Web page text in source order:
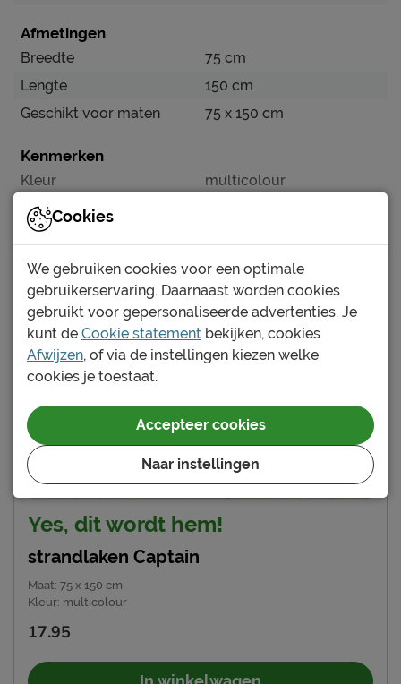
Afmetingen
Breedte
75 cm
Lengte
150 cm
Geschikt voor maten
75 x 150 cm
Kenmerken
Kleur multicolour
Onderhoud
Wasinstructies wasbaar tot 40°C
Goed om te weten
Garantie
1 jaar volgens CBW
voorwaarden
Yes, dit wordt hem!
strandlaken Captain
Maat: 75 x 150 cm
Kleur: multicolour
17.95
Cookies
We gebruiken cookies voor een optimale
gebruikerservaring. Daarnaast worden cookies
gebruikt voor gepersonaliseerde advertenties. Je
kunt de Cookie statement bekijken, cookies
Afwijzen, of via de instellingen kiezen welke
cookies je toestaat.
Naar instellingen
Accepteer cookies